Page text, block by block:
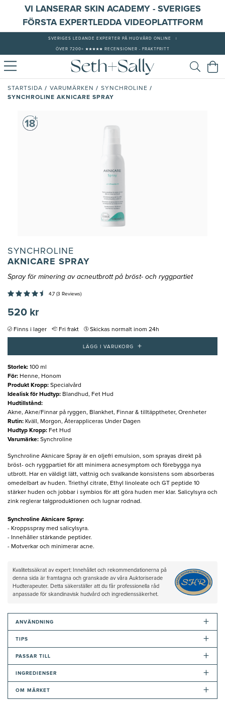
VI LANSERAR SKIN ACADEMY - SVERIGES
FÖRSTA EXPERTLEDDA VIDEOPLATTFORM
SVERIGES LEDANDE EXPERTER PÅ HUDVÅRD ONLINE
ÖVER 7200+ ★★★★★ RECENSIONER - FRAKTFRITT
STARTSIDA / VARUMÄRKEN / SYNCHROLINE /
SYNCHROLINE AKNICARE SPRAY
SYNCHROLINE
AKNICARE SPRAY
Spray för minering av acneutbrott på bröst- och ryggpartiet
4,7 (3 Reviews)
520 kr
Finns i lager Fri frakt Skickas normalt inom 24h
LÄGG I VARUKORG +
Storlek: 100 ml
För: Henne, Honom
Produkt Kropp: Specialvård
Idealisk för Hudtyp: Blandhud, Fet Hud
Hudtillstånd:
Akne, Akne/Finnar på ryggen, Blankhet, Finnar & tilltäpptheter, Orenheter
Rutin: Kväll, Morgon, Återappliceras Under Dagen
Hudtyp Kropp: Fet Hud
Varumärke: Synchroline
Synchroline Aknicare Spray är en oljefri emulsion, som sprayas direkt på
bröst- och ryggpartiet för att minimera acnesymptom och förebygga nya
utbrott. Har en väldigt lätt, vattnig och svalkande konsistens som absorberas
omedelbart av huden. Triethyl citrate, Ethyl linoleate och GT peptide 10
stärker huden och jobbar i symbios för att göra huden mer klar. Salicylsyra och
zink reglerar talgproduktionen och lugnar rodnad.
Synchroline Aknicare Spray:
- Kroppsspray med salicylsyra.
- Innehåller stärkande peptider.
- Motverkar och minimerar acne.
Kvalitetssäkrat av expert: Innehållet och rekommendationerna på
denna sida är framtagna och granskade av våra Auktoriserade
Hudterapeuter. Detta säkerställer att du får professionella råd
anpassade för skandinavisk hudvård och ingredienssäkerhet.
ANVÄNDNING +
TIPS +
PASSAR TILL +
INGREDIENSER +
OM MÄRKET +